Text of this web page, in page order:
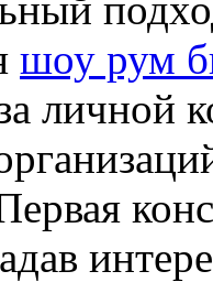
шоу рум
личной